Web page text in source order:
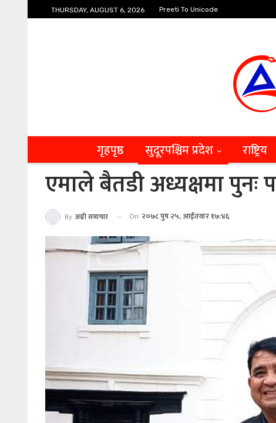
THURSDAY, AUGUST 6, 2026 Preeti To Unicode
गृहपृष्ठ सुदूरपश्चिम प्रदेश राष्ट्रिय
एमाले बैतडी अध्यक्षमा पुनः
By अग्नी समाचार On २०७८ पुष २५, आईतवार १७:४६